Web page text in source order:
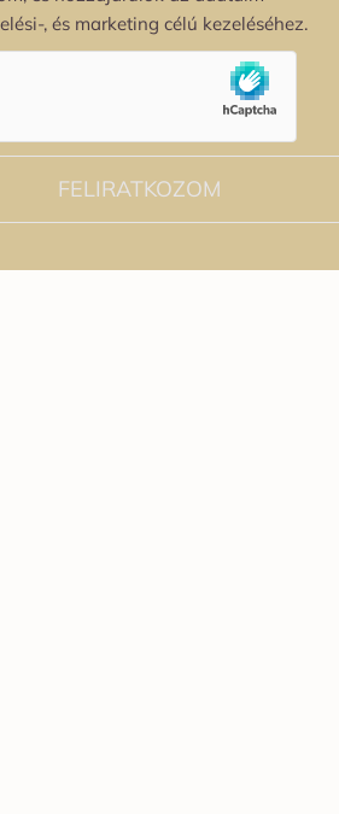
, és marketing célú kezeléséhez.
FELIRATKOZOM